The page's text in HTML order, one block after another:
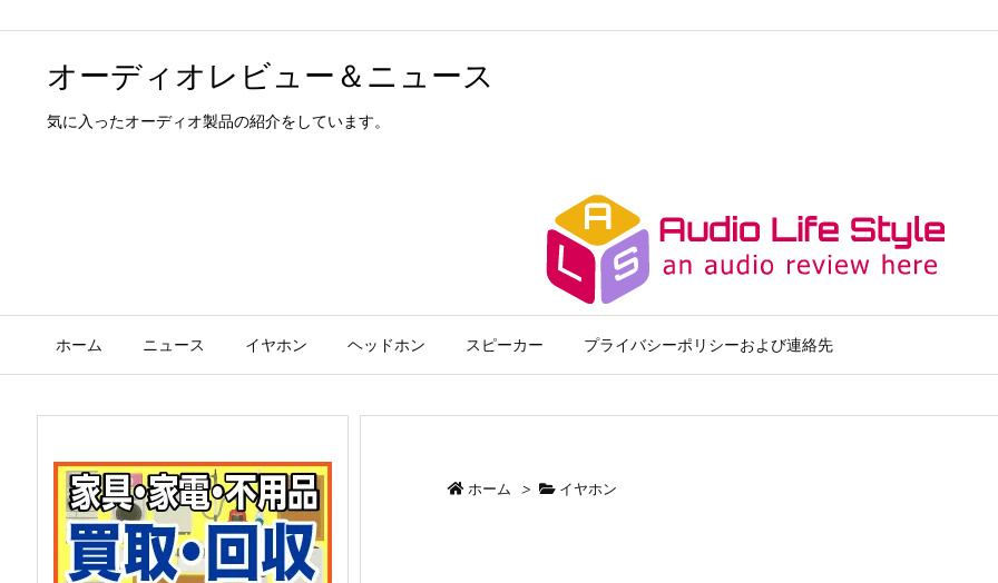
オーディオレビュー＆ニュース
気に入ったオーディオ製品の紹介をしています。
ホーム ニュース イヤホン ヘッドホン スピーカー プライバシーポリシーおよび連絡先
ホーム > イヤホン